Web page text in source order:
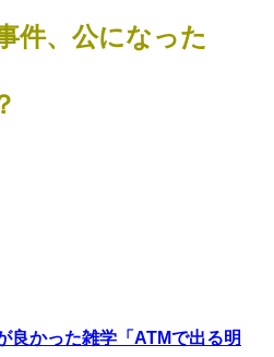
件、公になった
良かった雑学「ATMで出る明